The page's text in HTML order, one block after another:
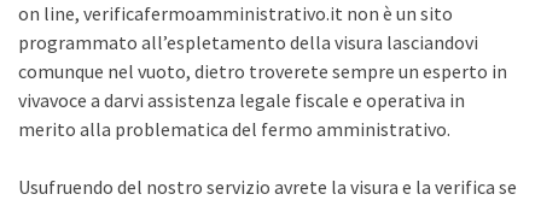
on line, verificafermoamministrativo.it non è un sito
programmato all’espletamento della visura lasciandovi
comunque nel vuoto, dietro troverete sempre un esperto in
vivavoce a darvi assistenza legale fiscale e operativa in
merito alla problematica del fermo amministrativo.
Usufruendo del nostro servizio avrete la visura e la verifica se